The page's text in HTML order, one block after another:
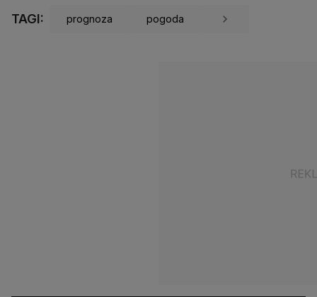
TAGI: prognoza pogoda